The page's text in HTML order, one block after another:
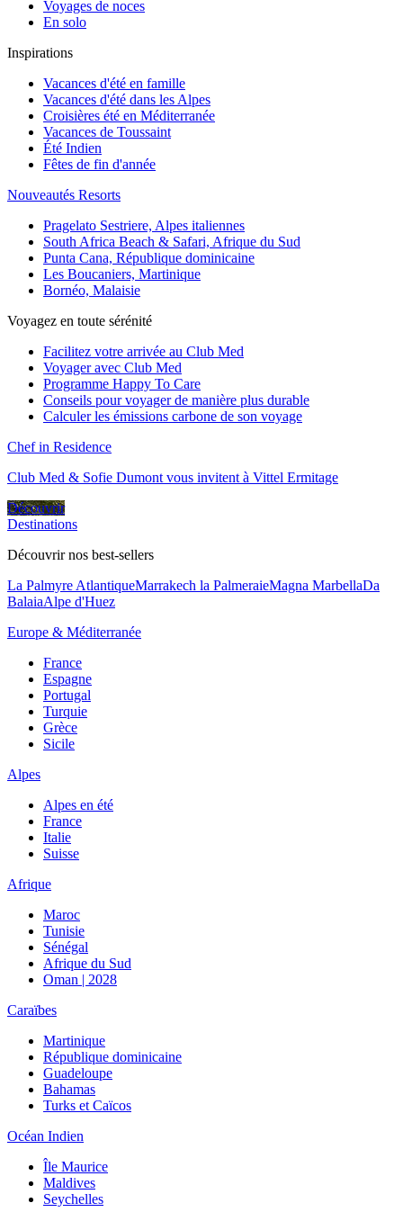
Voyages de noces
En solo
Inspirations
Vacances d'été en famille
Vacances d'été dans les Alpes
Croisières été en Méditerranée
Vacances de Toussaint
Été Indien
Fêtes de fin d'année
Nouveautés Resorts
Pragelato Sestriere, Alpes italiennes
South Africa Beach & Safari, Afrique du Sud
Punta Cana, République dominicaine
Les Boucaniers, Martinique
Bornéo, Malaisie
Voyagez en toute sérénité
Facilitez votre arrivée au Club Med
Voyager avec Club Med
Programme Happy To Care
Conseils pour voyager de manière plus durable
Calculer les émissions carbone de son voyage
Chef in Residence
Club Med & Sofie Dumont vous invitent à Vittel Ermitage
Découvrir
Destinations
Découvrir nos best-sellers
La Palmyre AtlantiqueMarrakech la PalmeraieMagna MarbellaDa
BalaiaAlpe d'Huez
Europe & Méditerranée
France
Espagne
Portugal
Turquie
Grèce
Sicile
Alpes
Alpes en été
France
Italie
Suisse
Afrique
Maroc
Tunisie
Sénégal
Afrique du Sud
Oman | 2028
Caraïbes
Martinique
République dominicaine
Guadeloupe
Bahamas
Turks et Caïcos
Océan Indien
Île Maurice
Maldives
Seychelles